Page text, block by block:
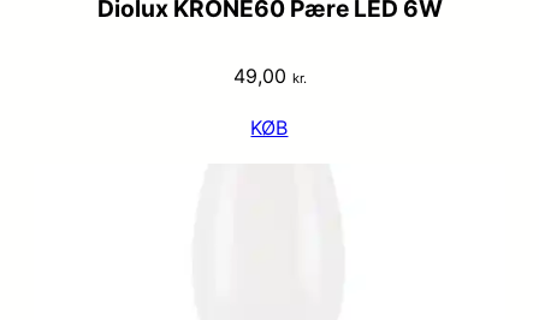
Diolux KRONE60 Pære LED 6W
49,00 kr.
KØB